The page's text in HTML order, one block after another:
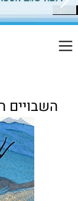
השבויים